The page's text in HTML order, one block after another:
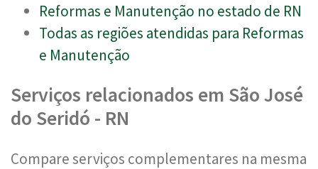
Reformas e Manutenção no estado de RN
Todas as regiões atendidas para Reformas
e Manutenção
Serviços relacionados em São José
do Seridó - RN
Compare serviços complementares na mesma